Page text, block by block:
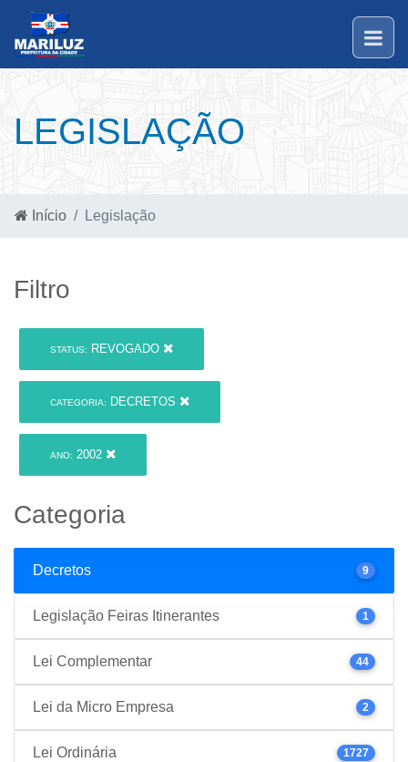
LEGISLAÇÃO
Início Legislação
Filtro
STATUS: REVOGADO
CATEGORIA: DECRETOS
ANO: 2002
Categoria
Decretos 9
Legislação Feiras Itinerantes 1
Lei Complementar 44
Lei da Micro Empresa 2
Lei Ordinária 1727